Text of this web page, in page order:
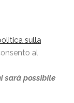
sulla
al
sarà possibile